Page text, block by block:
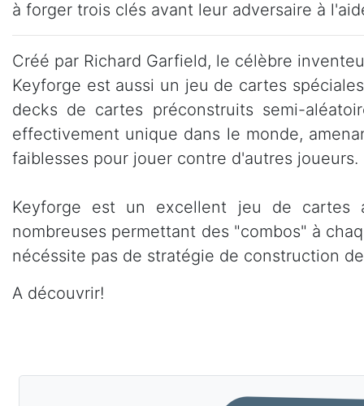
à forger trois clés avant leur adversaire à
Créé par Richard Garfield, le célèbre
Keyforge est aussi un jeu de cartes
decks de cartes préconstruits semi-
effectivement unique dans le monde,
faiblesses pour jouer contre d'autres joueurs.
Keyforge est un excellent jeu de cartes
nombreuses permettant des "combos" à
nécéssite pas de stratégie de construction
A découvrir!